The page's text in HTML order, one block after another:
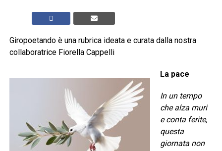
Giropoetando è una rubrica ideata e curata dalla nostra
collaboratrice Fiorella Cappelli
La pace
In un tempo
che alza muri
e conta ferite,
questa
giornata non